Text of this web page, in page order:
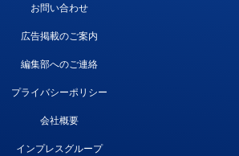
お問い合わせ
広告掲載のご案内
編集部へのご連絡
プライバシーポリシー
会社概要
インプレスグループ